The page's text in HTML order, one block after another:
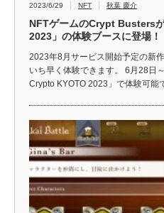
2023/6/29 NFT 秋葉 慶介
NFTゲームのCrypt Busters
2023」の体験ブースに登場！
2023年8月サービス開始予定の新
いち早く体験できます。 6月28日
Crypto KYOTO 2023」で体験可能